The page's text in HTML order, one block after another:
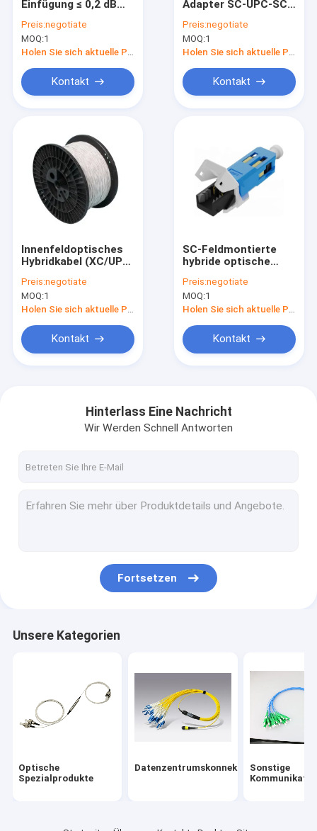
Produkte
Über uns
Fabrik-Ausflug
Fordern Sie ein Zitat
Optische Spezialprodukte
Sonstige Kommunikationsprodukte
Einfügung ≤ 0,2 dB
Kombinationsbauteile
mit
Flammschutzleistung
Preis:negotiate
MOQ:1
Holen Sie sich aktuelle Preis
Kontakt
Adapter SC-UPC-SC-
Glasfaserverbindung
Hybridanschlüsse
Preis:negotiate
MOQ:1
Holen Sie sich aktuelle Preis
Kontakt
Innenfeldoptisches
Hybridkabel (XC/UPC)
Preis:negotiate
MOQ:1
Holen Sie sich aktuelle Preis
Kontakt
SC-Feldmontierte
hybride optische
Preis:negotiate
MOQ:1
Holen Sie sich aktuelle Preis
Kontakt
Hinterlass Eine Nachricht
Wir Werden Schnell Antworten
Fortsetzen
Unsere Kategorien
Optische
Spezialprodukte
DatenzentrumskonnektivitätSonstige